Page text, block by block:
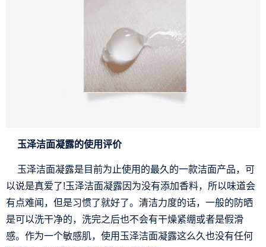
玉泽洁面凝露的使用评价
玉泽洁面凝露是目前为止使用的最久的一款洁面产品，可
以说是真爱了!玉泽洁面凝露因为没有添加香料，所以味道会
有点难闻，但是习惯了就好了。清洁力度的话，一般的防晒
是可以洗干净的，洗完之后也不会有干燥紧绷或者是假滑
感。作为一个敏感肌，使用玉泽洁面凝露这么久也没有任何